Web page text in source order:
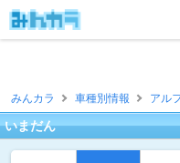
みんカラ 車種別情報 アル
いまだん